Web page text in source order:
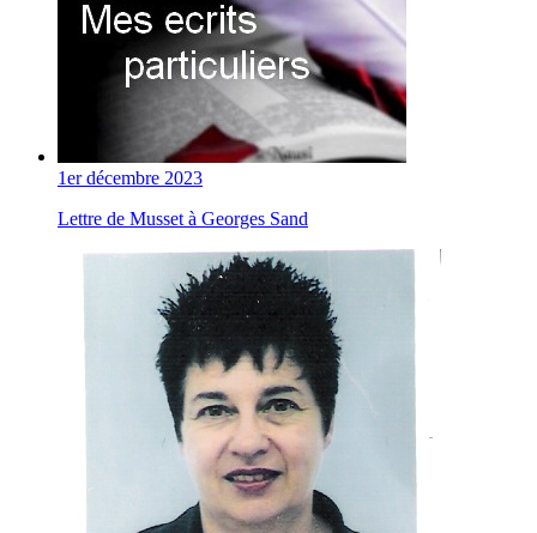
1er décembre 2023
Lettre de Musset à Georges Sand